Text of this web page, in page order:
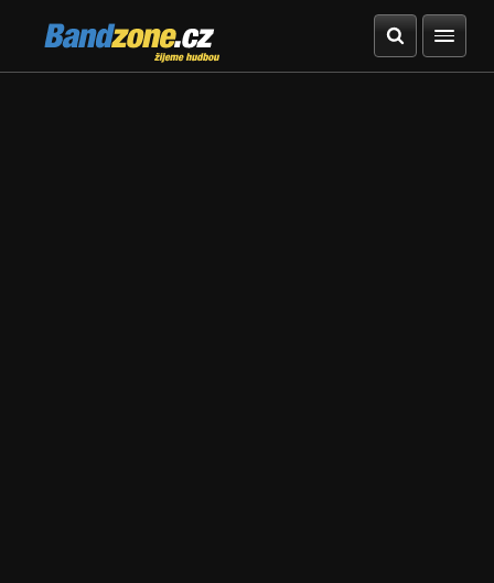
Bandzone.cz
žijeme hudbou